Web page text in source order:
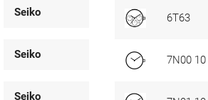
Seiko 6T63
Seiko 7N00 10
Seiko